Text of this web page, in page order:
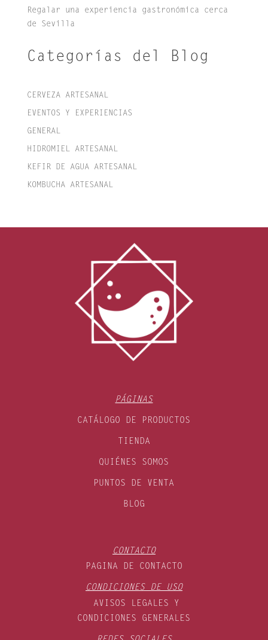
Regalar una experiencia gastronómica cerca
de Sevilla
Categorías del Blog
CERVEZA ARTESANAL
EVENTOS Y EXPERIENCIAS
GENERAL
HIDROMIEL ARTESANAL
KEFIR DE AGUA ARTESANAL
KOMBUCHA ARTESANAL
PÁGINAS
CATÁLOGO DE PRODUCTOS
TIENDA
QUIÉNES SOMOS
PUNTOS DE VENTA
BLOG
CONTACTO
PAGINA DE CONTACTO
CONDICIONES DE USO
AVISOS LEGALES Y
CONDICIONES GENERALES